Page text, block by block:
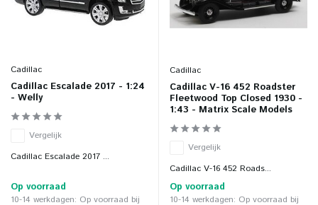
Cadillac
Cadillac Escalade 2017 - 1:24
- Welly
Vergelijk
Cadillac Escalade 2017 ...
Op voorraad
10-14 werkdagen: Op voorraad bij
Cadillac
Cadillac V-16 452 Roadster
Fleetwood Top Closed 1930 -
1:43 - Matrix Scale Models
Vergelijk
Cadillac V-16 452 Roads...
Op voorraad
10-14 werkdagen: Op voorraad bij